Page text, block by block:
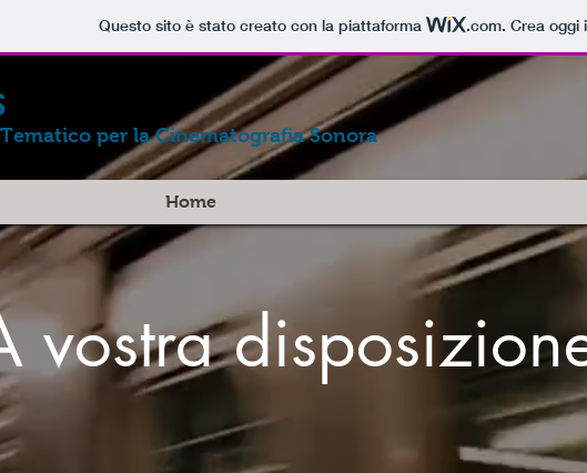
Questo sito è stato creato con la piattaforma .com. Crea oggi
per la Cinematografia Sonora
Home
vostra